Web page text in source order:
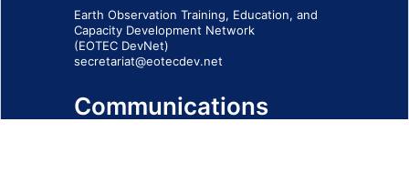
Earth Observation Training, Education, and
Capacity Development Network
(EOTEC DevNet)
secretariat@eotecdev.net
Communications